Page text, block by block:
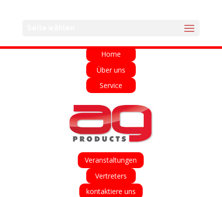
Home
Über uns
Service
Veranstaltungen
Vertreters
kontaktiere uns